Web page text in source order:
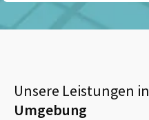
Unsere Leistungen in
Umgebung